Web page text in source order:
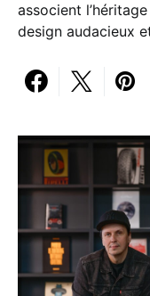
associent
design audacieux